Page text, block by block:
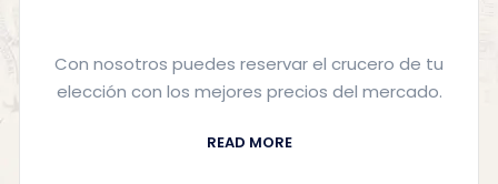
Con nosotros puedes reservar el crucero de tu
elección con los mejores precios del mercado.
READ MORE